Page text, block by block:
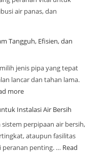
air panas, dan
Tangguh, Efisien, dan
jenis pipa yang tepat
lancar dan tahan lama.
more
Instalasi Air Bersih
perpipaan air bersih,
ataupun fasilitas
peranan penting. … Read